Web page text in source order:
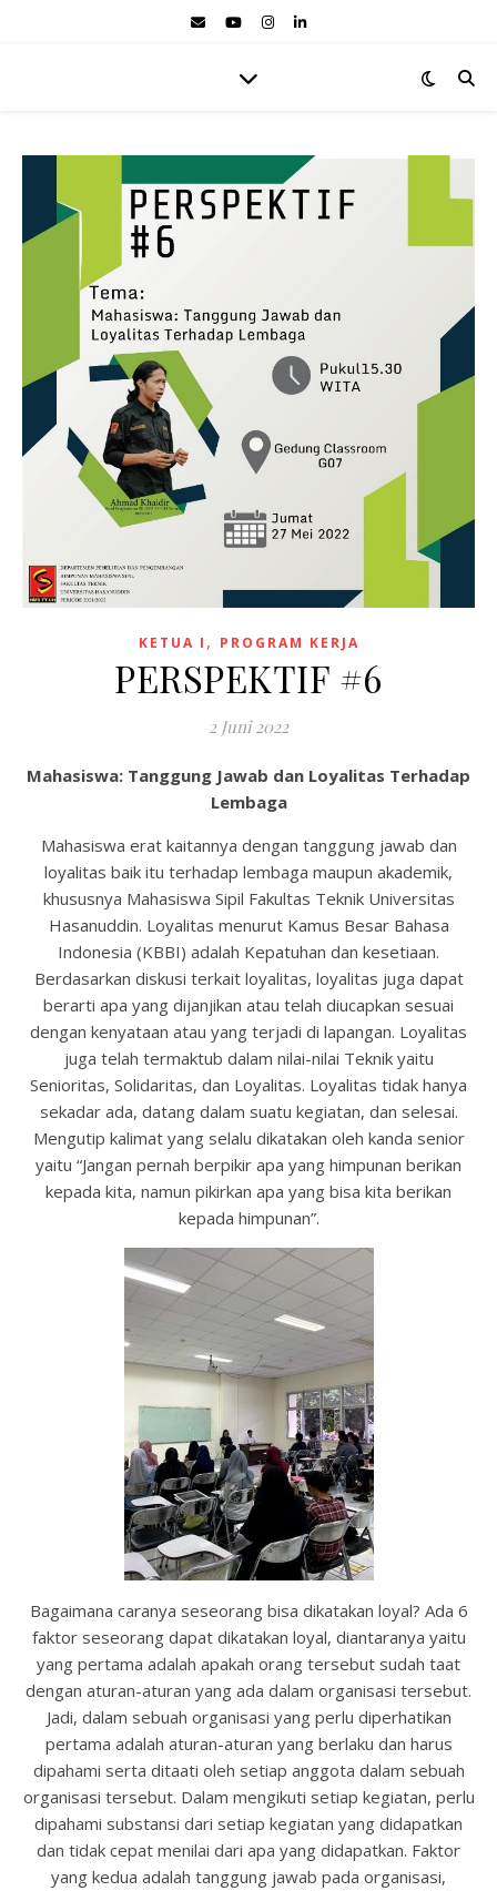
KETUA I , PROGRAM KERJA
PERSPEKTIF #6
2 Juni 2022
Mahasiswa: Tanggung Jawab dan Loyalitas Terhadap
Lembaga
Mahasiswa erat kaitannya dengan tanggung jawab dan
loyalitas baik itu terhadap lembaga maupun akademik,
khususnya Mahasiswa Sipil Fakultas Teknik Universitas
Hasanuddin. Loyalitas menurut Kamus Besar Bahasa
Indonesia (KBBI) adalah Kepatuhan dan kesetiaan.
Berdasarkan diskusi terkait loyalitas, loyalitas juga dapat
berarti apa yang dijanjikan atau telah diucapkan sesuai
dengan kenyataan atau yang terjadi di lapangan. Loyalitas
juga telah termaktub dalam nilai-nilai Teknik yaitu
Senioritas, Solidaritas, dan Loyalitas. Loyalitas tidak hanya
sekadar ada, datang dalam suatu kegiatan, dan selesai.
Mengutip kalimat yang selalu dikatakan oleh kanda senior
yaitu “Jangan pernah berpikir apa yang himpunan berikan
kepada kita, namun pikirkan apa yang bisa kita berikan
kepada himpunan”.
Bagaimana caranya seseorang bisa dikatakan loyal? Ada 6
faktor seseorang dapat dikatakan loyal, diantaranya yaitu
yang pertama adalah apakah orang tersebut sudah taat
dengan aturan-aturan yang ada dalam organisasi tersebut.
Jadi, dalam sebuah organisasi yang perlu diperhatikan
pertama adalah aturan-aturan yang berlaku dan harus
dipahami serta ditaati oleh setiap anggota dalam sebuah
organisasi tersebut. Dalam mengikuti setiap kegiatan, perlu
dipahami substansi dari setiap kegiatan yang didapatkan
dan tidak cepat menilai dari apa yang didapatkan. Faktor
yang kedua adalah tanggung jawab pada organisasi,